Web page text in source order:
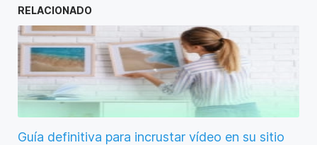
RELACIONADO
Guía definitiva para incrustar vídeo en su sitio